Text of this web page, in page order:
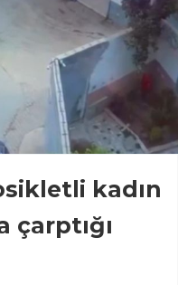
kadın
çarptığı